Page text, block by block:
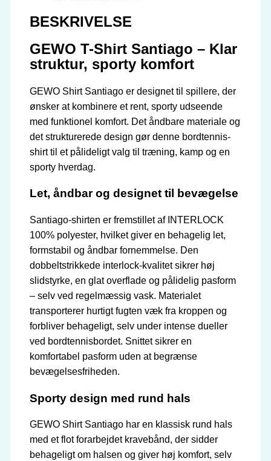
BESKRIVELSE
GEWO T-Shirt Santiago – Klar
struktur, sporty komfort
GEWO Shirt Santiago er designet til spillere, der
ønsker at kombinere et rent, sporty udseende
med funktionel komfort. Det åndbare materiale og
det strukturerede design gør denne bordtennis-
shirt til et pålideligt valg til træning, kamp og en
sporty hverdag.
Let, åndbar og designet til bevægelse
Santiago-shirten er fremstillet af INTERLOCK
100% polyester, hvilket giver en behagelig let,
formstabil og åndbar fornemmelse. Den
dobbeltstrikkede interlock-kvalitet sikrer høj
slidstyrke, en glat overflade og pålidelig pasform
– selv ved regelmæssig vask. Materialet
transporterer hurtigt fugten væk fra kroppen og
forbliver behageligt, selv under intense dueller
ved bordtennisbordet. Snittet sikrer en
komfortabel pasform uden at begrænse
bevægelsesfriheden.
Sporty design med rund hals
GEWO Shirt Santiago har en klassisk rund hals
med et flot forarbejdet kravebånd, der sidder
behageligt om halsen og giver høj komfort, selv